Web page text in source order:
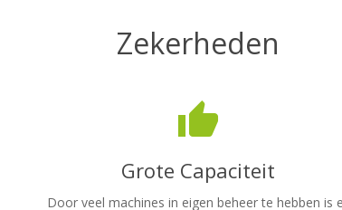
Zekerheden
thumb_up
Grote Capaciteit
Door veel machines in eigen beheer te hebben is